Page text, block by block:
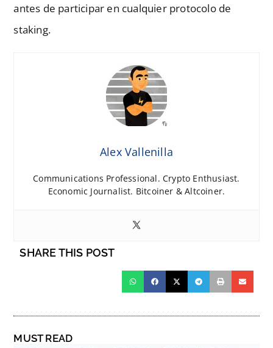
antes de participar en cualquier protocolo de
staking.
Alex Vallenilla
Communications Professional. Crypto Enthusiast.
Economic Journalist. Bitcoiner & Altcoiner.
SHARE THIS POST
MUST READ